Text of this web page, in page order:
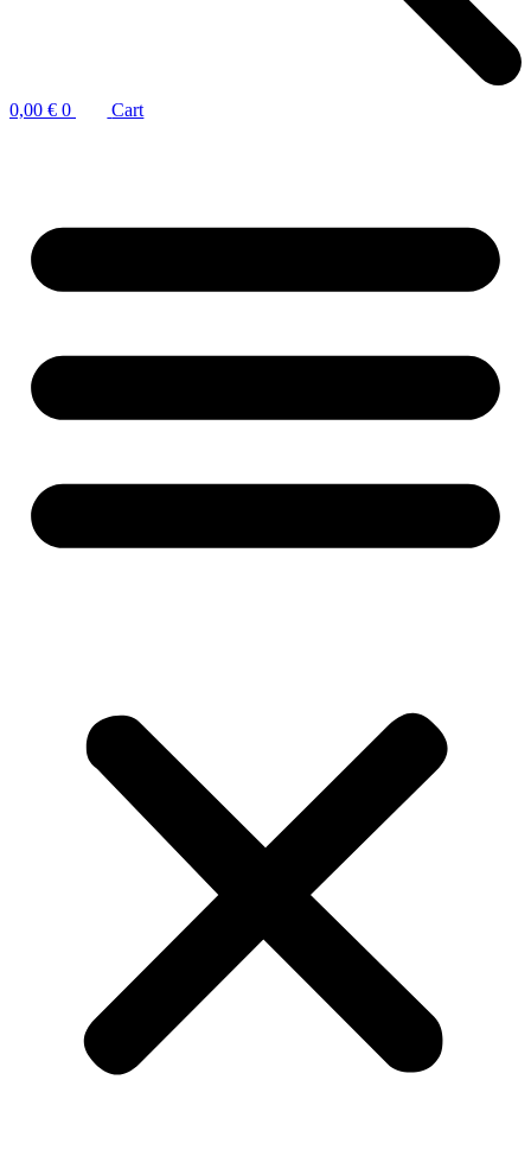
0,00 € 0 Cart